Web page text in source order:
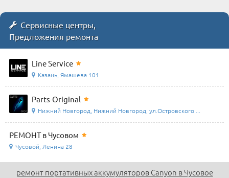
Сервисные центры,
Предложения ремонта
Line Service
Казань, Ямашева 101
Parts-Original
Нижний Новгород, Нижний Новгород, ул.Островского ...
РЕМОНТ в Чусовом
Чусовой, Ленина 28
ремонт портативных аккумуляторов Canyon в Чусовое